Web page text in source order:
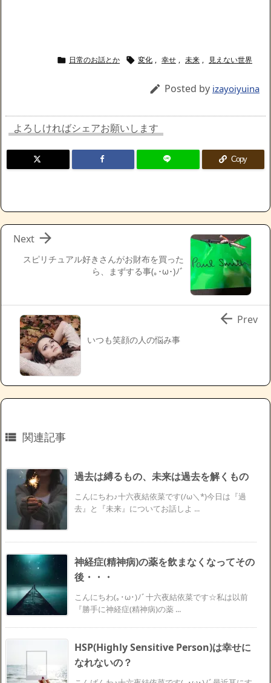
 日常のお話とか  変化 , 幸せ , 未来 , 見えない世界
 Posted by izayoiyuina
よろしければシェアお願いします
Copy
スピリチュアル好きさんがお財布を買った
ら、まずする事(｡･ω･)ﾉﾞ

Next
いつも笑顔の人の悩み事
 Prev
 関連記事
過去は縛るもの、未来は過去を解くもの
こんにちわ♪十六夜結依菜です(/ω＼*)今日は『過
去』と『未来』についてお話しよ ...
神経症(精神病)の薬を飲まなくなってその
後・・・
こんにちわ(｡･ω･)ﾉﾞ十六夜結依菜です☆私は以前
『勝手に神経症(精神病)の薬 ...
HSP(Highly Sensitive Person)は幸せに
なれないの？